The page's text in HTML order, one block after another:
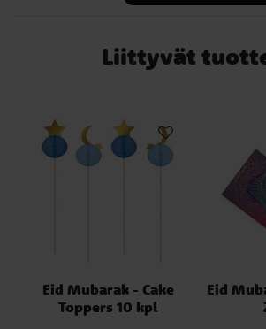
Liittyvät
Eid Mubarak - Cake
Toppers 10 kpl
Eid